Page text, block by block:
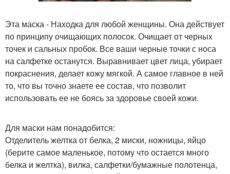
Эта маска - Находка для любой женщины. Она действует
по принципу очищающих полосок. Очищает от черных
точек и сальных пробок. Все ваши черные точки с носа
на салфетке останутся. Выравнивает цвет лица, убирает
покраснения, делает кожу мягкой. А самое главное в ней
то, что вы точно знаете ее состав, что позволит
использовать ее не боясь за здоровье своей кожи.
Для маски нам понадобится:
Отделитель желтка от белка, 2 миски, ножницы, яйцо
(берите самое маленькое, потому что остается много
белка и желтка), вилка, салфетки/бумажные полотенца,